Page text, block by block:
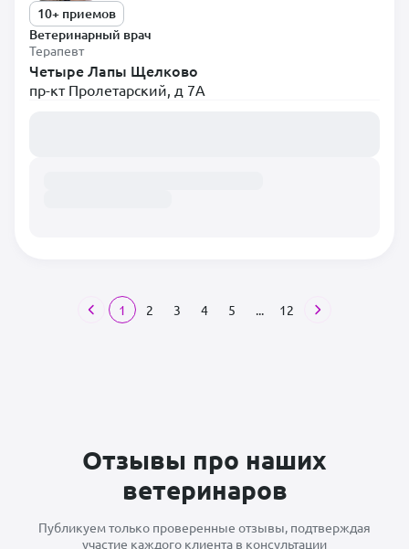
10+ приемов
Ветеринарный врач
Терапевт
Четыре Лапы Щелково
пр-кт Пролетарский, д 7А
1 2 3 4 5 ... 12
Отзывы про наших
ветеринаров
Публикуем только проверенные отзывы, подтверждая
участие каждого клиента в консультации